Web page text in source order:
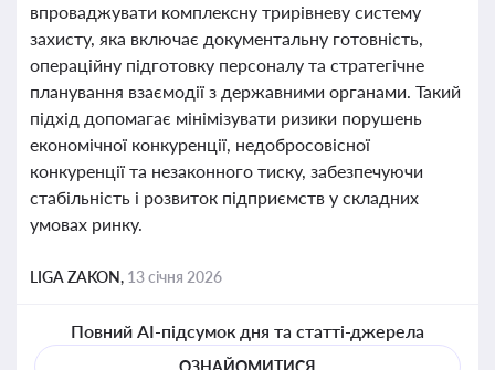
впроваджувати комплексну трирівневу систему
захисту, яка включає документальну готовність,
операційну підготовку персоналу та стратегічне
планування взаємодії з державними органами. Такий
підхід допомагає мінімізувати ризики порушень
економічної конкуренції, недобросовісної
конкуренції та незаконного тиску, забезпечуючи
стабільність і розвиток підприємств у складних
умовах ринку.
LIGA ZAKON, 13 січня 2026
Повний AI-підсумок дня та статті-джерела
ОЗНАЙОМИТИСЯ